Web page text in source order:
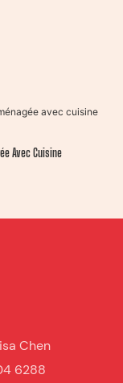
Avec Cuisine
Chen
6288